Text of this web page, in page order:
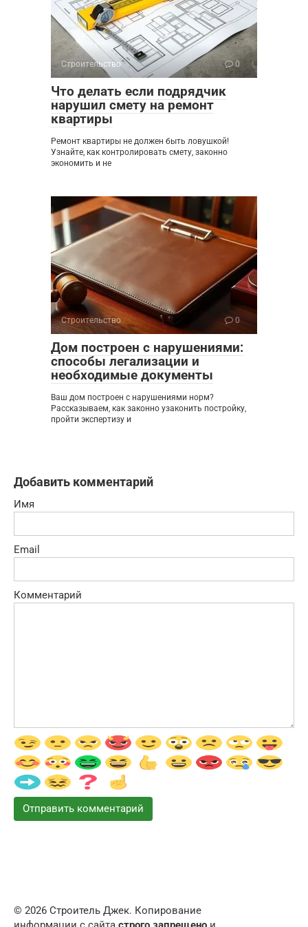
Строительство 0
Что делать если подрядчик
нарушил смету на ремонт
квартиры
Ремонт квартиры не должен быть ловушкой!
Узнайте, как контролировать смету, законно
экономить и не
Строительство 0
Дом построен с нарушениями:
способы легализации и
необходимые документы
Ваш дом построен с нарушениями норм?
Рассказываем, как законно узаконить постройку,
пройти экспертизу и
Добавить комментарий
Имя
Email
Комментарий
© 2026 Строитель Джек. Копирование